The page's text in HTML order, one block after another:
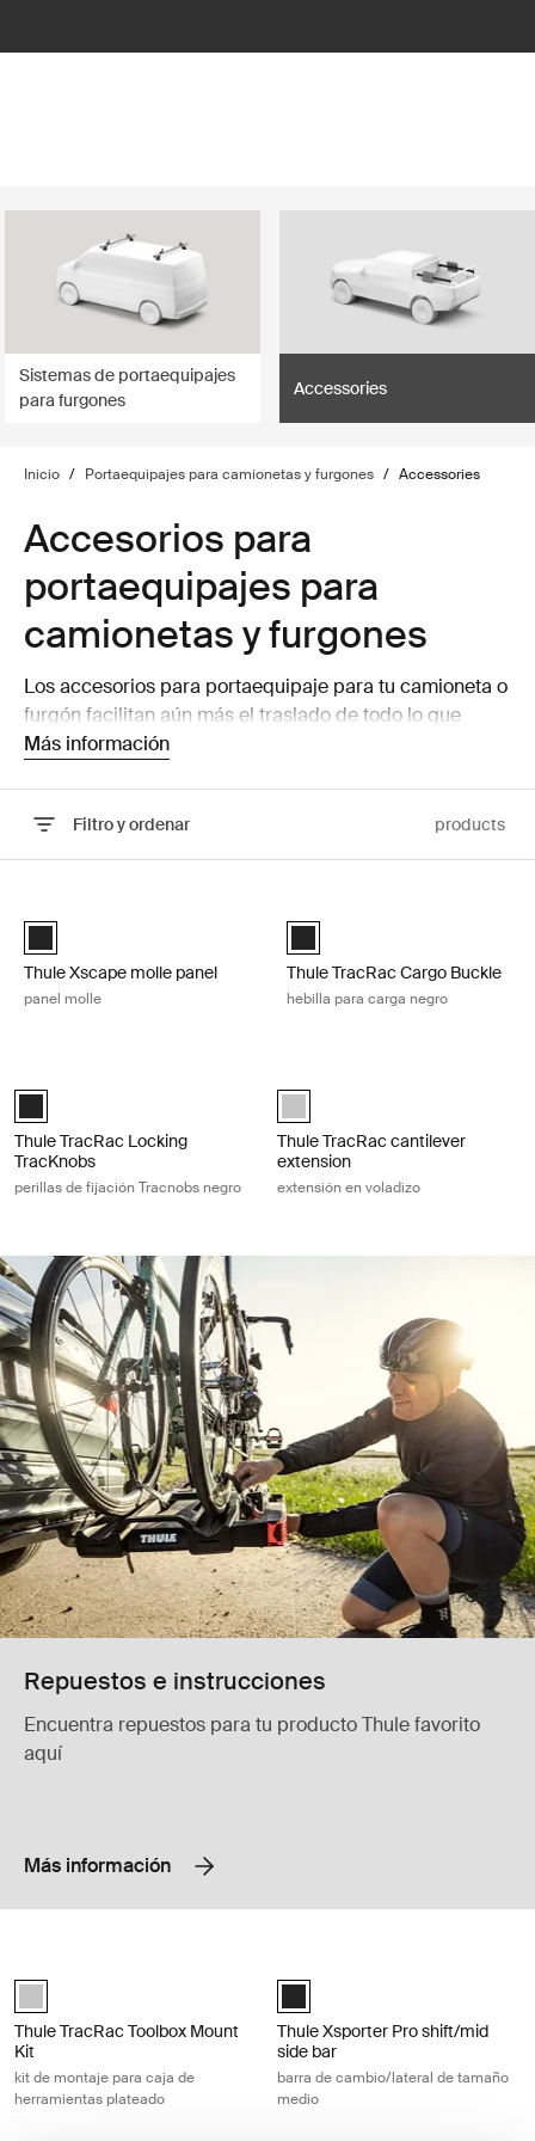
Sistemas de portaequipajes
para furgones
Accessories
Inicio / Portaequipajes para camionetas y furgones / Accessories
Accesorios para
portaequipajes para
camionetas y furgones
Los accesorios para portaequipaje para tu camioneta o
furgón facilitan aún más el traslado de todo lo que
necesitas llevar contigo.
Más información
Filtro y ordenar products
Black (selected)
Thule Xscape molle panel
panel molle
Black (selected)
Thule TracRac Cargo Buckle
hebilla para carga negro
Black (selected)
Thule TracRac Locking
TracKnobs
perillas de fijación Tracnobs negro
Thule TracRac cantilever
Thule TracRac cantilever
extension
extensión en voladizo
Repuestos e instrucciones
Encuentra repuestos para tu producto Thule favorito
aquí
Más información
Silver (selected)
Thule TracRac Toolbox Mount
Kit
kit de montaje para caja de
herramientas plateado
Black (selected)
Thule Xsporter Pro shift/mid
side bar
barra de cambio/lateral de tamaño
medio